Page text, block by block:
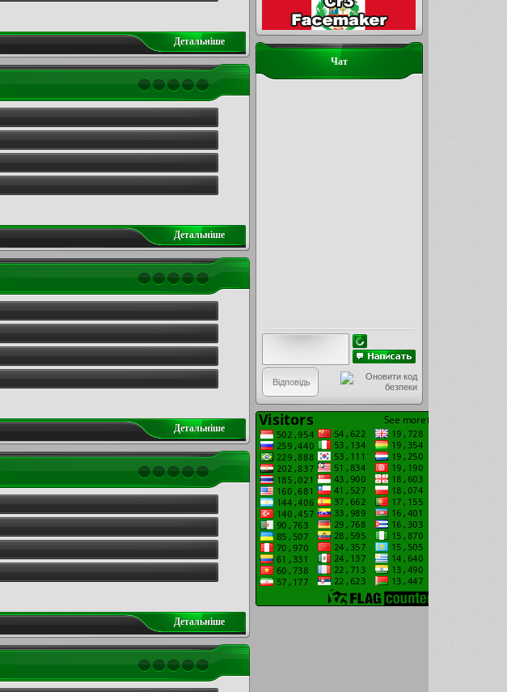
Детальнiше
Детальнiше
Детальнiше
Детальнiше
Чат